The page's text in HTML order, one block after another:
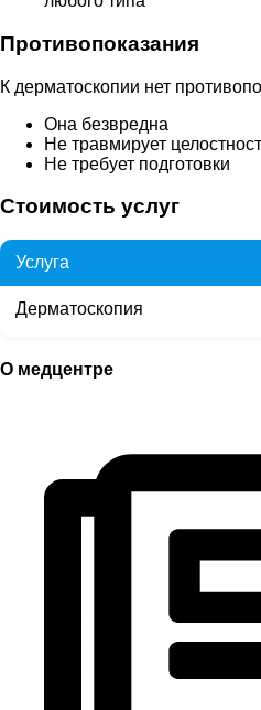
Противопоказания
К дерматоскопии нет
Она безвредна
Не травмирует
Не требует подготовки
Стоимость услуг
Услуга
Дерматоскопия
О медцентре